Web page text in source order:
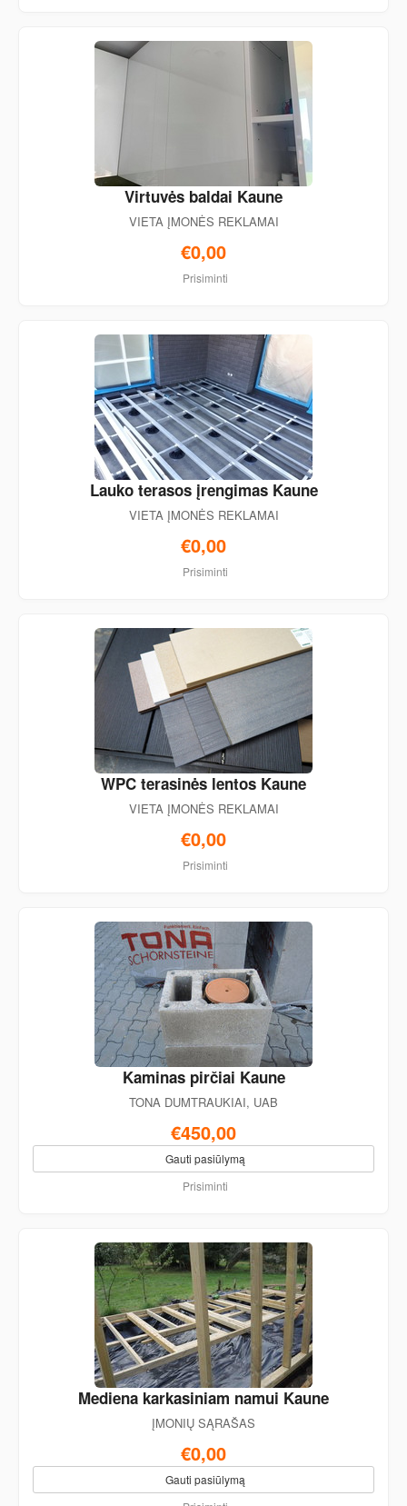
Virtuvės baldai Kaune
VIETA ĮMONĖS REKLAMAI
€0,00
Prisiminti
Lauko terasos įrengimas Kaune
VIETA ĮMONĖS REKLAMAI
€0,00
Prisiminti
WPC terasinės lentos Kaune
VIETA ĮMONĖS REKLAMAI
€0,00
Prisiminti
Kaminas pirčiai Kaune
TONA DUMTRAUKIAI, UAB
€450,00
Gauti pasiūlymą
Prisiminti
Mediena karkasiniam namui Kaune
ĮMONIŲ SĄRAŠAS
€0,00
Gauti pasiūlymą